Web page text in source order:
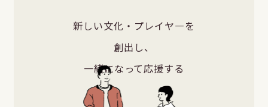
新しい文化・プレイヤ―を
創出し、
一緒になって応援する